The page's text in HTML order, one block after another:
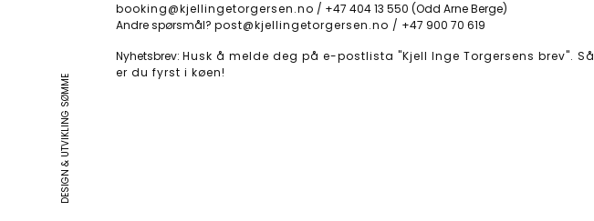
booking@kjellingetorgersen.no / +47 404 13 550 (Odd Arne Berge)
Andre spørsmål? post@kjellingetorgersen.no / +47 900 70 619
Nyhetsbrev: Husk å melde deg på e-postlista "Kjell Inge Torgersens brev". Så
er du fyrst i køen!
DESIGN & UTVIKLING SØMME